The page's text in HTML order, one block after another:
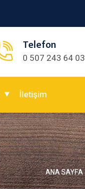
Telefon
0 507 243 64 03
İletişim
ANA SAYFA